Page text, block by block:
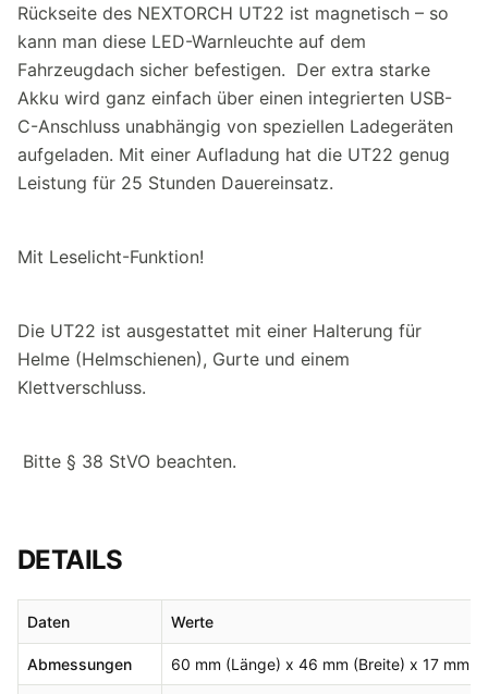
Rückseite des NEXTORCH UT22 ist magnetisch – so
kann man diese LED-Warnleuchte auf dem
Fahrzeugdach sicher befestigen. Der extra starke
Akku wird ganz einfach über einen integrierten USB-
C-Anschluss unabhängig von speziellen Ladegeräten
aufgeladen. Mit einer Aufladung hat die UT22 genug
Leistung für 25 Stunden Dauereinsatz.
Mit Leselicht-Funktion!
Die UT22 ist ausgestattet mit einer Halterung für
Helme (Helmschienen), Gurte und einem
Klettverschluss.
Bitte § 38 StVO beachten.
DETAILS
Daten Werte
Abmessungen 60 mm (Länge) x 46 mm (Breite) x 17 mm